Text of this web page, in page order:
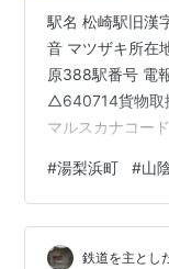
駅名 松崎駅旧漢
音 マツザキ所在
原388駅番号 電
△640714貨物取
マルスカナコー
山陰本線キロ程
記載事項(国鉄営
(明治37)3月15日
として開設。客
#湯梨浜町 #山
鉄道を主とし